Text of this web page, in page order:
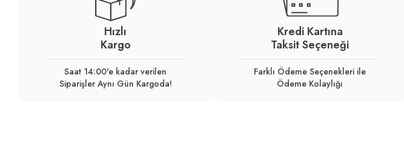
Hızlı
Kargo
Saat 14:00'e kadar verilen
Siparişler Aynı Gün Kargoda!
Kredi Kartına
Taksit Seçeneği
Farklı Ödeme Seçenekleri ile
Ödeme Kolaylığı